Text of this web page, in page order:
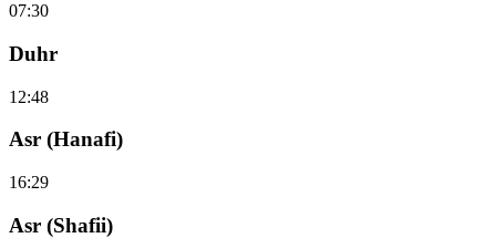
07:30
Duhr
12:48
Asr (Hanafi)
16:29
Asr (Shafii)